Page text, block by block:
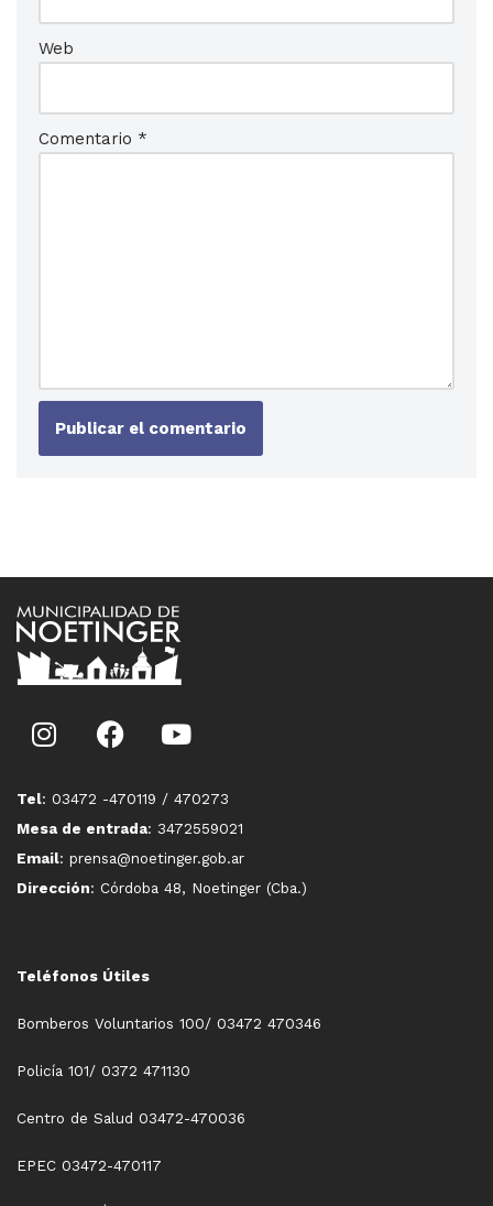
Web
Comentario *
Tel: 03472 -470119 / 470273
Mesa de entrada: 3472559021
Email: prensa@noetinger.gob.ar
Dirección: Córdoba 48, Noetinger (Cba.)
Teléfonos Útiles
Bomberos Voluntarios 100/ 03472 470346
Policía 101/ 0372 471130
Centro de Salud 03472-470036
EPEC 03472-470117